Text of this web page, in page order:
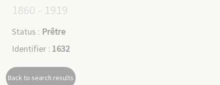
1860 - 1919
Status : Prêtre
Identifier : 1632
Back to search results